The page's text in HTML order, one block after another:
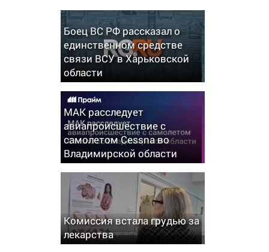
Боец ВС РФ рассказал о
единственном средстве
связи ВСУ в Харьковской
области
МАК расследует
авиапроисшествие с
самолетом Cessna во
Владимирской области
Комиссия встала грудью за
лекарства